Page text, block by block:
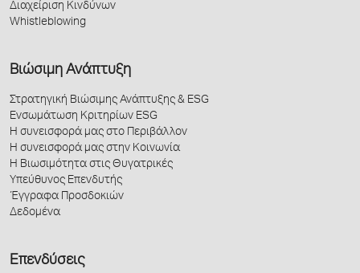
Διαχείριση Κινδύνων
Whistleblowing
Βιώσιμη Ανάπτυξη
Στρατηγική Βιώσιμης Ανάπτυξης & ESG
Ενσωμάτωση Κριτηρίων ESG
Η συνεισφορά μας στο Περιβάλλον
Η συνεισφορά μας στην Κοινωνία
Η Βιωσιμότητα στις Θυγατρικές
Υπεύθυνος Επενδυτής
Έγγραφα Προσδοκιών
Δεδομένα
Επενδύσεις